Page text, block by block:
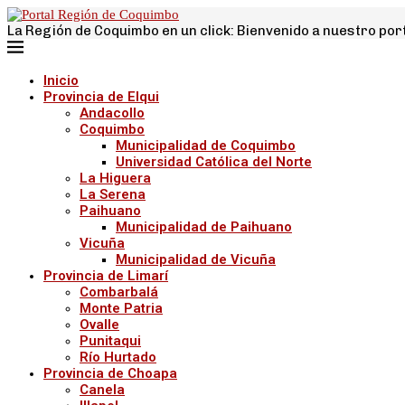
La Región de Coquimbo en un click: Bienvenido a nuestro
Inicio
Provincia de Elqui
Andacollo
Coquimbo
Municipalidad de Coquimbo
Universidad Católica del Norte
La Higuera
La Serena
Paihuano
Municipalidad de Paihuano
Vicuña
Municipalidad de Vicuña
Provincia de Limarí
Combarbalá
Monte Patria
Ovalle
Punitaqui
Río Hurtado
Provincia de Choapa
Canela